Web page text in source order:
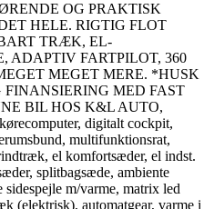
OG PRAKTISK
HELE. RIGTIG FLOT
TRÆK, EL-
ADAPTIV FARTPILOT, 360
MEGET MERE. *HUSK
MED FAST
BIL HOS K&L AUTO,
digitalt cockpit,
multifunktionsrat,
el komfortsæder, el indst.
splitbagsæde, ambiente
m/varme, matrix led
(elektrisk), automatgear, varme i